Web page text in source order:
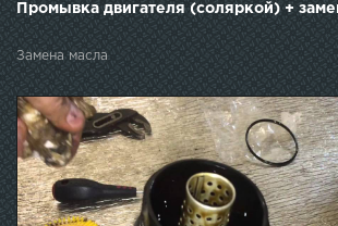
Промывка двигателя (соляркой) +
Замена масла